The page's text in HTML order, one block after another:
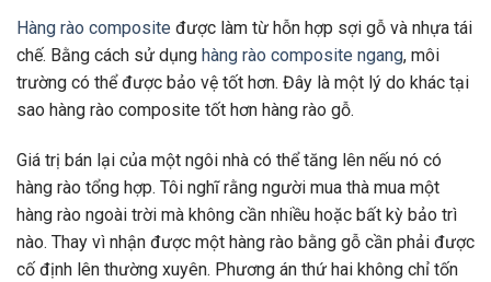
Hàng rào composite được làm từ hỗn hợp sợi gỗ và nhựa tái
chế. Bằng cách sử dụng hàng rào composite ngang, môi
trường có thể được bảo vệ tốt hơn. Đây là một lý do khác tại
sao hàng rào composite tốt hơn hàng rào gỗ.
Giá trị bán lại của một ngôi nhà có thể tăng lên nếu nó có
hàng rào tổng hợp. Tôi nghĩ rằng người mua thà mua một
hàng rào ngoài trời mà không cần nhiều hoặc bất kỳ bảo trì
nào. Thay vì nhận được một hàng rào bằng gỗ cần phải được
cố định lên thường xuyên. Phương án thứ hai không chỉ tốn